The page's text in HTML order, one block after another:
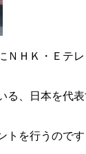
ＮＨＫ・Ｅテ
る、日本を代
トを行うのです